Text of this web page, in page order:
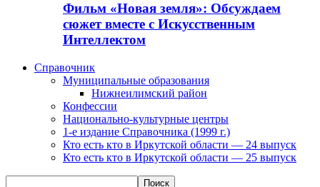
Фильм «Новая земля»: Обсуждаем
сюжет вместе с Искусственным
Интеллектом
Справочник
Муниципальные образования
Нижнеилимский район
Конфессии
Национально-культурные центры
1-е издание Справочника (1999 г.)
Кто есть кто в Иркутской области — 24 выпуск
Кто есть кто в Иркутской области — 25 выпуск